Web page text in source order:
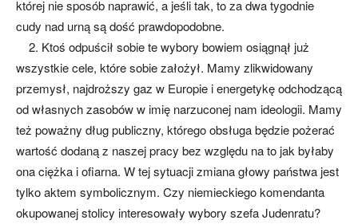
której nie sposób naprawić, a jeśli tak, to za dwa tygodnie
cudy nad urną są dość prawdopodobne.
2. Ktoś odpuścił sobie te wybory bowiem osiągnął już
wszystkie cele, które sobie założył. Mamy zlikwidowany
przemysł, najdroższy gaz w Europie i energetykę odchodzącą
od własnych zasobów w imię narzuconej nam ideologii. Mamy
też poważny dług publiczny, którego obsługa będzie pożerać
wartość dodaną z naszej pracy bez względu na to jak byłaby
ona ciężka i ofiarna. W tej sytuacji zmiana głowy państwa jest
tylko aktem symbolicznym. Czy niemieckiego komendanta
okupowanej stolicy interesowały wybory szefa Judenratu?